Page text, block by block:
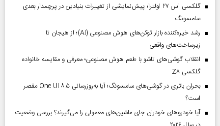
گلکسی اس ۲۷ اولترا؛ پیش‌نمایشی از تغییرات بنیادین در پرچمدار بعدی
سامسونگ
رشد خیره‌کننده بازار توکن‌های هوش مصنوعی (AI)؛ از هیجان تا
زیرساخت‌های واقعی
انقلاب گوشی‌های تاشو‌ با طعم هوش مصنوعی؛ معرفی و مقایسه خانواده
گلکسی Z۸
بحران باتری در گوشی‌های سامسونگ؛ آیا به‌روزرسانی One UI ۸.۵ مقصر
است؟
آیا خودروهای خودران جای ماشین‌های معمولی را می‌گیرند؟ بررسی وضعیت